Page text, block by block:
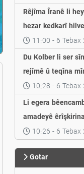
Rêjîma Îranê li
hezar kedkarî
11:00 - 6 Tebax
Du Kolber li ser
rejîmê û teqîna
10:28 - 6 Tebax
Li egera
amadeyê
10:26 - 6 Tebax
Gotar